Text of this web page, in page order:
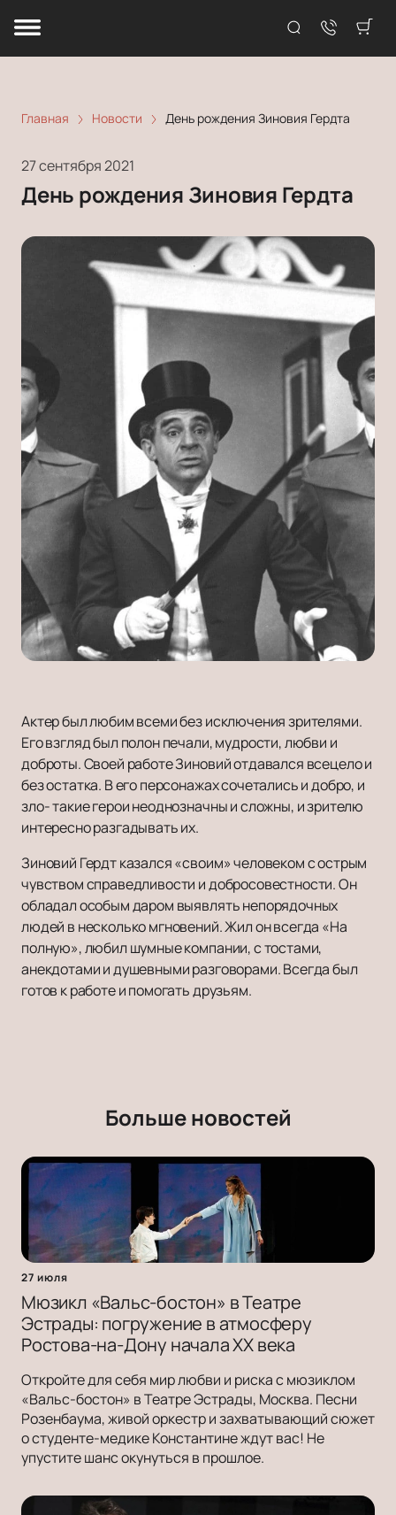
Главная Новости День рождения Зиновия Гердта
27 сентября 2021
День рождения Зиновия Гердта
Актер был любим всеми без исключения зрителями.
Его взгляд был полон печали, мудрости, любви и
доброты. Своей работе Зиновий отдавался всецело и
без остатка. В его персонажах сочетались и добро, и
зло- такие герои неоднозначны и сложны, и зрителю
интересно разгадывать их.
Зиновий Гердт казался «своим» человеком с острым
чувством справедливости и добросовестности. Он
обладал особым даром выявлять непорядочных
людей в несколько мгновений. Жил он всегда «На
полную», любил шумные компании, с тостами,
анекдотами и душевными разговорами. Всегда был
готов к работе и помогать друзьям.
Больше новостей
27 июля
Мюзикл «Вальс-бостон» в Театре
Эстрады: погружение в атмосферу
Ростова-на-Дону начала ХХ века
Откройте для себя мир любви и риска с мюзиклом
«Вальс-бостон» в Театре Эстрады, Москва. Песни
Розенбаума, живой оркестр и захватывающий сюжет
о студенте-медике Константине ждут вас! Не
упустите шанс окунуться в прошлое.